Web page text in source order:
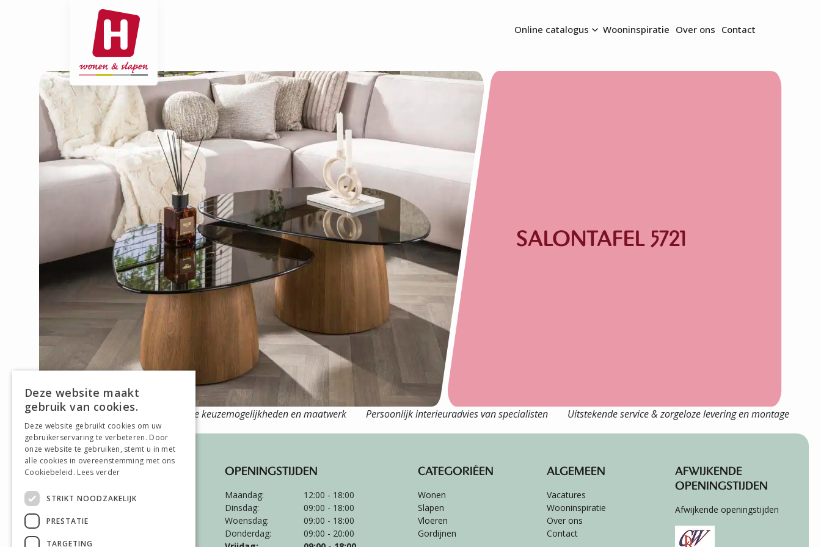
Online catalogus Wooninspiratie Over ons Contact
SALONTAFEL 5721
Duurzame kwaliteit meubels Ruime keuzemogelijkheden en maatwerk Persoonlijk interieuradvies van specialisten Uitstekende service & zorgeloze levering en montage
HIERO WONEN & SLAPEN
Hambeukerboord 101
6418 BS
OPENINGSTIJDEN
Maandag:
12:00 - 18:00
Dinsdag:
09:00 - 18:00
Woensdag:
09:00 - 18:00
Donderdag:
09:00 - 20:00
CATEGORIËEN
Wonen
Slapen
Vloeren
Gordijnen
ALGEMEEN
Vacatures
Wooninspiratie
Over ons
Contact
AFWIJKENDE
OPENINGSTIJDEN
Afwijkende openingstijden
Deze website maakt
gebruik van cookies.
Deze website gebruikt cookies om uw
gebruikerservaring te verbeteren. Door
onze website te gebruiken, stemt u in met
alle cookies in overeenstemming met ons
Cookiebeleid. Lees verder
STRIKT NOODZAKELIJK
PRESTATIE
TARGETING